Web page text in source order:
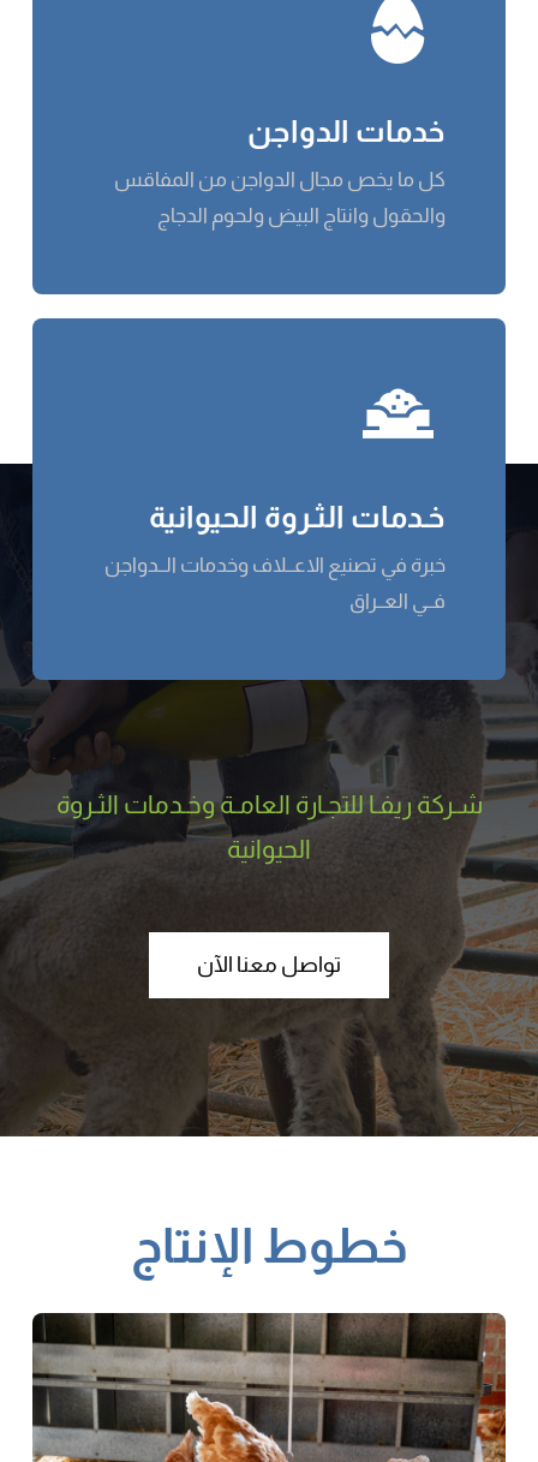
خدمات الدواجن
كل ما يخص مجال الدواجن من المفاقس
والحقول وانتاج البيض ولحوم الدجاج
خـدمات الثـروة الحيوانية
خبرة في تصنيع الاعــلاف وخدمات الــدواجن
فــي العــراق
شـركة ریفـا للتجـارة العامـة وخـدمات الثـروة
الحيوانية
تواصل معنا الآن
خطوط الإنتاج